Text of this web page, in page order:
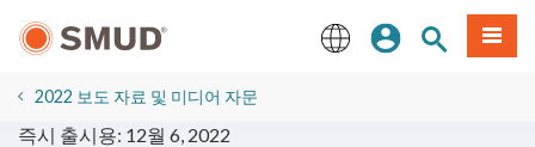
로그인사이트 검색
메뉴
2022 보도 자료 및 미디어 자문
즉시 출시용: 12월 6, 2022